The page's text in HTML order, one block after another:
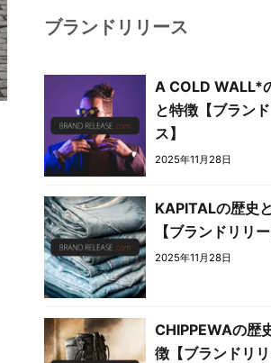
ブランドリリース
A COLD WALL*
と特徴【ブラン
ス】
2025年11月28日
KAPITALの歴史
【ブランドリリー
2025年11月28日
CHIPPEWAの歴
徴【ブランドリリ